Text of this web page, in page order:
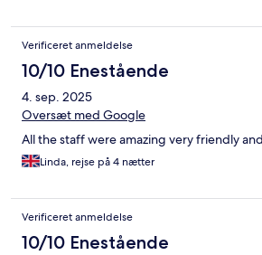
Verificeret anmeldelse
10/10 Enestående
4. sep. 2025
Oversæt med Google
All the staff were amazing very friendly
Linda, rejse på 4 nætter
Verificeret anmeldelse
10/10 Enestående